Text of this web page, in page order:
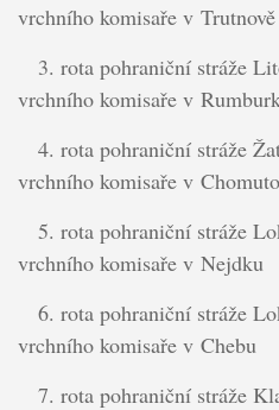
vrchního komisaře v Trutnově
3. rota pohraniční stráže
vrchního komisaře v
4. rota pohraniční stráže
vrchního komisaře v
5. rota pohraniční stráže
vrchního komisaře v Nejdku
6. rota pohraniční stráže
vrchního komisaře v Chebu
7. rota pohraniční stráže